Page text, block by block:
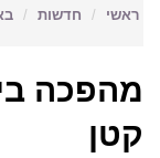
ראשי חדשות
מהפכה
קטן